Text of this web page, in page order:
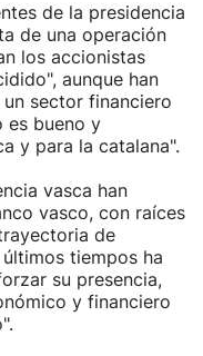
de la presidencia
de una operación
los accionistas
aunque han
sector financiero
es bueno y
y para la catalana".
vasca han
vasco, con raíces
de
tiempos ha
su presencia,
y financiero